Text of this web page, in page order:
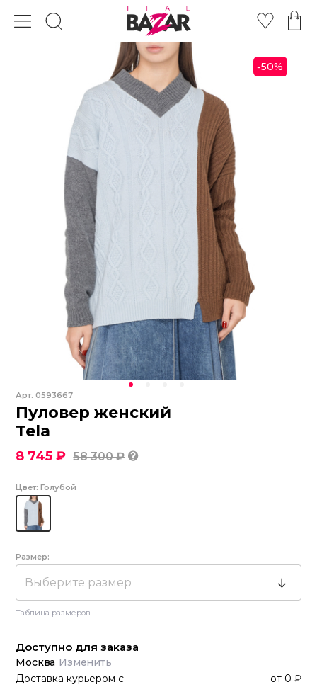
-50%
Арт.0593667
Пуловер женский
Tela
8 745 ₽ 58 300 ₽
Цвет: Голубой
Размер:
Выберите размер
Таблица размеров
Доступно для заказа
Москва Изменить
Доставка курьером с от 0 ₽